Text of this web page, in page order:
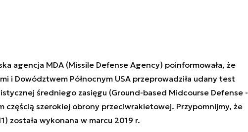
agencja MDA (Missile Defense Agency) poinformowała, że
i Dowództwem Północnym USA przeprowadziła udany test
średniego zasięgu (Ground-based Midcourse Defense -
częścią szerokiej obrony przeciwrakietowej. Przypomnijmy, że
została wykonana w marcu 2019 r.